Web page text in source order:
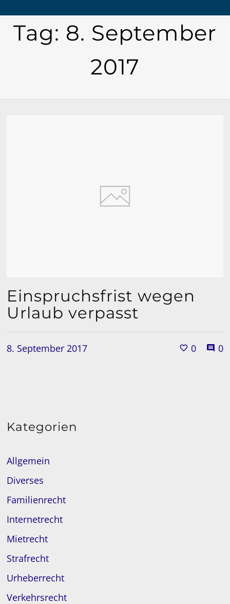
Tag: 8. September
2017
Einspruchsfrist wegen
Urlaub verpasst
8. September 2017 0 0
Kategorien
Allgemein
Diverses
Familienrecht
Internetrecht
Mietrecht
Strafrecht
Urheberrecht
Verkehrsrecht